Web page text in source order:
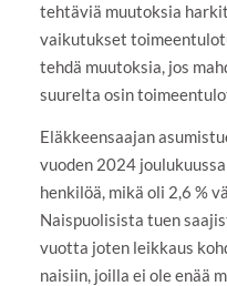
tehtäviä muutoksia
vaikutukset
tehdä muutoksia, jos
suurelta osin
Eläkkeensaajan
vuoden 2024
henkilöä, mikä oli 2,6 %
Naispuolisista tuen
vuotta joten leikkaus
naisiin, joilla ei ole enää